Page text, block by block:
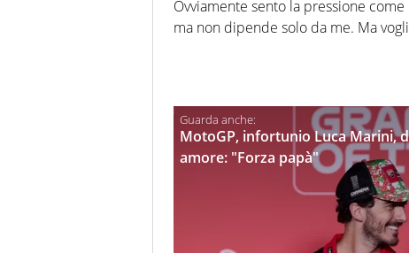
Ovviamente sento la pressione
ma non dipende solo da me. Ma
MotoGP, infortunio Luca Marini,
amore: "Forza papà"